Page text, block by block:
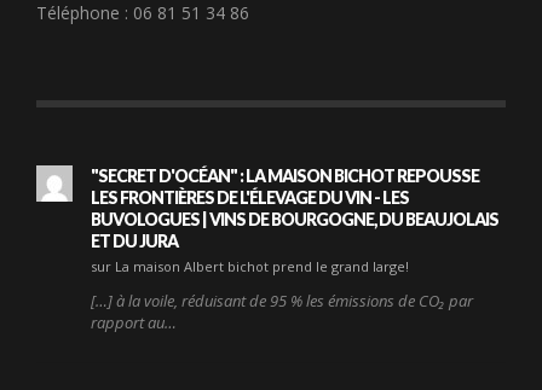
Téléphone : 06 81 51 34 86
"SECRET D'OCÉAN" : LA MAISON BICHOT REPOUSSE
LES FRONTIÈRES DE L'ÉLEVAGE DU VIN - LES
BUVOLOGUES | VINS DE BOURGOGNE, DU BEAUJOLAIS
ET DU JURA
sur La maison Albert bichot prend le grand large!
[…] à la voile, réduisant de 95 % les émissions de CO₂ par
rapport au…